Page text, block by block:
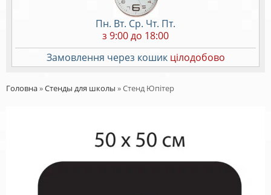
Пн. Вт. Ср. Чт. Пт.
з 9:00 до 18:00
Замовлення через кошик цілодобово
Головна»Стенды для школы »Стенд Юпітер